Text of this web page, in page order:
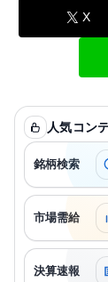
X
人気コン
銘柄検索
市場需給
決算速報